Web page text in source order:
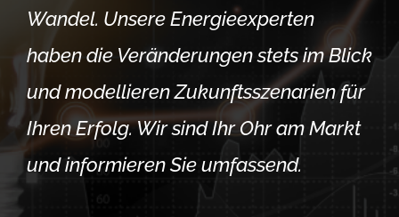
Wandel. Unsere Energieexperten
haben die Veränderungen stets im Blick
und modellieren Zukunftsszenarien für
Ihren Erfolg. Wir sind Ihr Ohr am Markt
und informieren Sie umfassend.